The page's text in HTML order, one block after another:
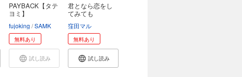
PAYBACK【タテ
ヨミ】
fujoking SAMK
無料あり
試し読み
君となら恋をし
てみても
窪田マル
無料あり
試し読み